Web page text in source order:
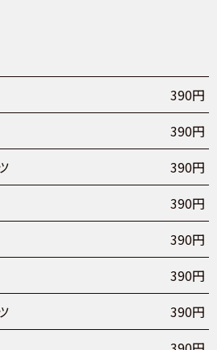
390円
390円
390円
390円
390円
390円
390円